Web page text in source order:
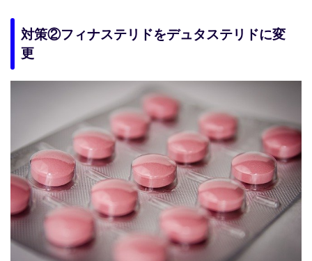
対策②フィナステリドをデュタステリドに変
更